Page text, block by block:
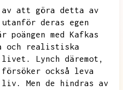
av att göra detta av
deras egen
poängen med Kafkas
och realistiska
livet.
Lynch däremot,
försöker också leva
liv.
Men de hindras av